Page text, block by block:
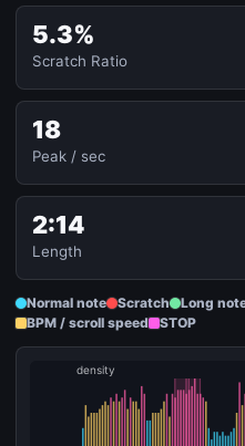
5.3%
Scratch Ratio
18
Peak / sec
2:14
Length
Normal note Scratch Long
BPM / scroll speed
STOP